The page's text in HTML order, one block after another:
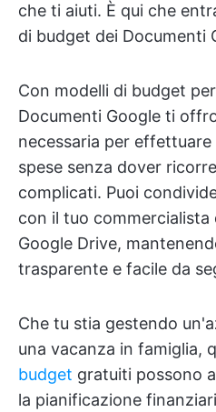
che ti aiuti. È qui che
di budget dei Documenti
Con modelli di budget
Documenti Google ti
necessaria per
spese senza dover
complicati. Puoi
con il tuo commercialista
Google Drive,
trasparente e facile da
Che tu stia gestendo
una vacanza in famiglia,
budget gratuiti possono
la pianificazione